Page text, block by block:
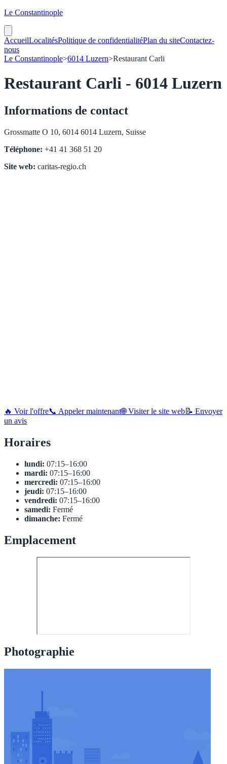
Le Constantinople
AccueilLocalitésPolitique de confidentialitéPlan du siteContactez-
nous
Le Constantinople>6014 Luzern>Restaurant Carli
Restaurant Carli - 6014 Luzern
Informations de contact
Grossmatte O 10, 6014 6014 Luzern, Suisse
Téléphone: +41 41 368 51 20
Site web: caritas-regio.ch
🔥 Voir l'offre📞 Appeler maintenant🌐 Visiter le site web📝 Envoyer
un avis
Horaires
lundi: 07:15–16:00
mardi: 07:15–16:00
mercredi: 07:15–16:00
jeudi: 07:15–16:00
vendredi: 07:15–16:00
samedi: Fermé
dimanche: Fermé
Emplacement
Photographie